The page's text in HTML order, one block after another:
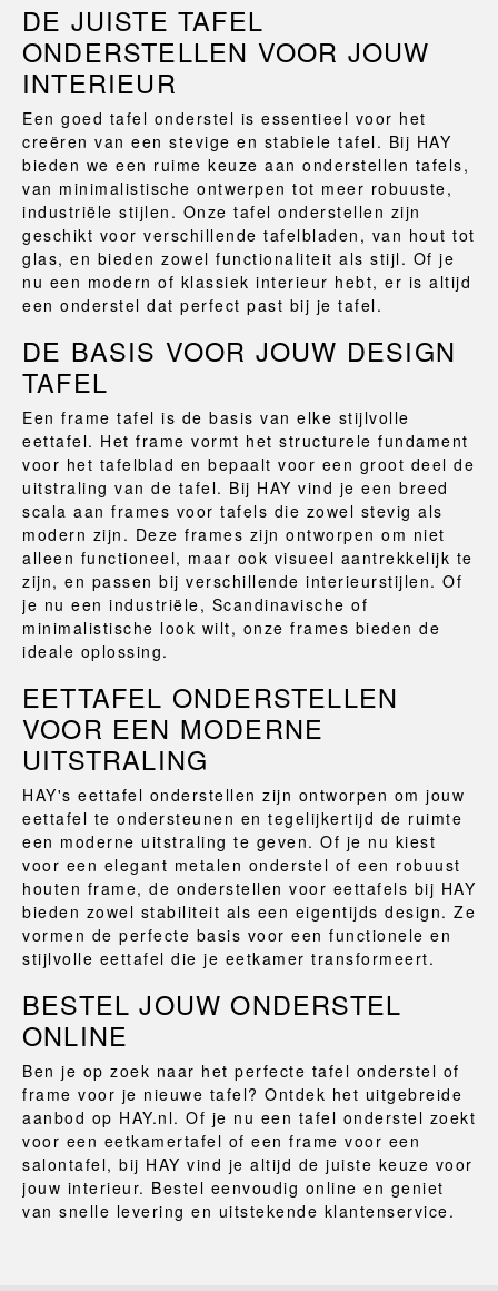
DE JUISTE TAFEL
ONDERSTELLEN VOOR JOUW
INTERIEUR
Een goed tafel onderstel is essentieel voor het
creëren van een stevige en stabiele tafel. Bij HAY
bieden we een ruime keuze aan onderstellen tafels,
van minimalistische ontwerpen tot meer robuuste,
industriële stijlen. Onze tafel onderstellen zijn
geschikt voor verschillende tafelbladen, van hout tot
glas, en bieden zowel functionaliteit als stijl. Of je
nu een modern of klassiek interieur hebt, er is altijd
een onderstel dat perfect past bij je tafel.
DE BASIS VOOR JOUW DESIGN
TAFEL
Een frame tafel is de basis van elke stijlvolle
eettafel. Het frame vormt het structurele fundament
voor het tafelblad en bepaalt voor een groot deel de
uitstraling van de tafel. Bij HAY vind je een breed
scala aan frames voor tafels die zowel stevig als
modern zijn. Deze frames zijn ontworpen om niet
alleen functioneel, maar ook visueel aantrekkelijk te
zijn, en passen bij verschillende interieurstijlen. Of
je nu een industriële, Scandinavische of
minimalistische look wilt, onze frames bieden de
ideale oplossing.
EETTAFEL ONDERSTELLEN
VOOR EEN MODERNE
UITSTRALING
HAY's eettafel onderstellen zijn ontworpen om jouw
eettafel te ondersteunen en tegelijkertijd de ruimte
een moderne uitstraling te geven. Of je nu kiest
voor een elegant metalen onderstel of een robuust
houten frame, de onderstellen voor eettafels bij HAY
bieden zowel stabiliteit als een eigentijds design. Ze
vormen de perfecte basis voor een functionele en
stijlvolle eettafel die je eetkamer transformeert.
BESTEL JOUW ONDERSTEL
ONLINE
Ben je op zoek naar het perfecte tafel onderstel of
frame voor je nieuwe tafel? Ontdek het uitgebreide
aanbod op HAY.nl. Of je nu een tafel onderstel zoekt
voor een eetkamertafel of een frame voor een
salontafel, bij HAY vind je altijd de juiste keuze voor
jouw interieur. Bestel eenvoudig online en geniet
van snelle levering en uitstekende klantenservice.